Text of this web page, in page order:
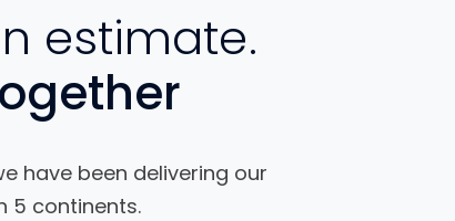
estimate.
have been delivering our
5 continents.